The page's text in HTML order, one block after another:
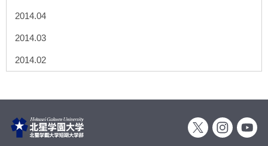
2014.04
2014.03
2014.02